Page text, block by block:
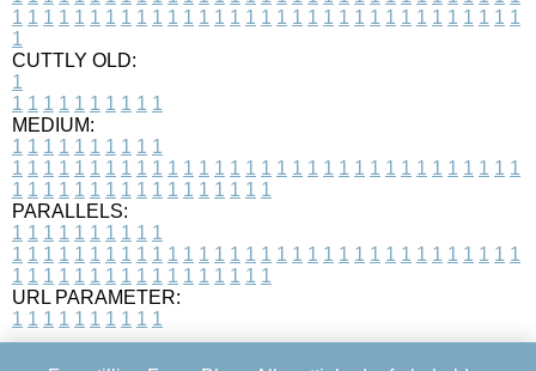
1 1 1 1 1 1 1 1 1 1 1 1 1 1 1 1 1 1 1 1 1 1 1 1 1 1 1 1 1 1 1 1 1
1
CUTTLY OLD:
1
1 1 1 1 1 1 1 1 1 1
MEDIUM:
1 1 1 1 1 1 1 1 1 1
1 1 1 1 1 1 1 1 1 1 1 1 1 1 1 1 1 1 1 1 1 1 1 1 1 1 1 1 1 1 1 1 1
1 1 1 1 1 1 1 1 1 1 1 1 1 1 1 1 1
PARALLELS:
1 1 1 1 1 1 1 1 1 1
1 1 1 1 1 1 1 1 1 1 1 1 1 1 1 1 1 1 1 1 1 1 1 1 1 1 1 1 1 1 1 1 1
1 1 1 1 1 1 1 1 1 1 1 1 1 1 1 1 1
URL PARAMETER:
1 1 1 1 1 1 1 1 1 1